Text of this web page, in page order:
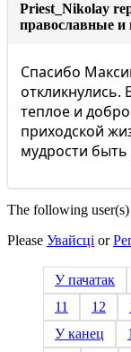
Priest_Nikolay
православные и
Спасибо
откликнулись.
теплое и
приходской
мудрости
The following
Please Увайсці or
У пачатак
11
12
У канец
1